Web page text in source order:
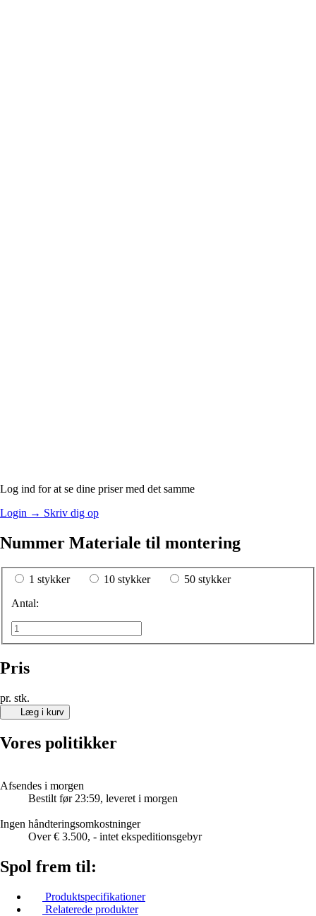
Log ind for at se dine priser med det samme
Login → Skriv dig op
Nummer Materiale til montering
1 stykker 10 stykker
50 stykker
Antal:
Pris
pr. stk.
Læg i kurv
Vores politikker
Afsendes i morgen
Bestilt før 23:59, leveret i morgen
Ingen håndteringsomkostninger
Over € 3.500, - intet ekspeditionsgebyr
Spol frem til:
Produktspecifikationer
Relaterede produkter